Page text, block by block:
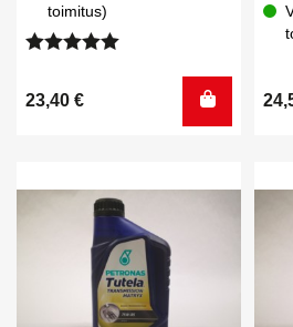
toimitus)
5.00/ 5
23,40 €